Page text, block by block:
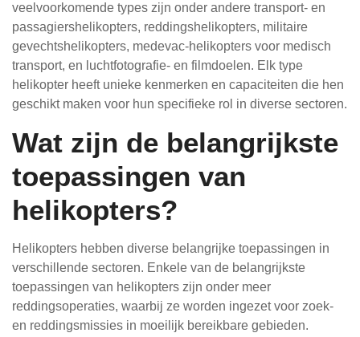
veelvoorkomende types zijn onder andere transport- en
passagiershelikopters, reddingshelikopters, militaire
gevechtshelikopters, medevac-helikopters voor medisch
transport, en luchtfotografie- en filmdoelen. Elk type
helikopter heeft unieke kenmerken en capaciteiten die hen
geschikt maken voor hun specifieke rol in diverse sectoren.
Wat zijn de belangrijkste
toepassingen van
helikopters?
Helikopters hebben diverse belangrijke toepassingen in
verschillende sectoren. Enkele van de belangrijkste
toepassingen van helikopters zijn onder meer
reddingsoperaties, waarbij ze worden ingezet voor zoek-
en reddingsmissies in moeilijk bereikbare gebieden.